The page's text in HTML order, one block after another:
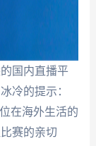
国内直播平
冷的提示：
在海外生活的
赛的亲切